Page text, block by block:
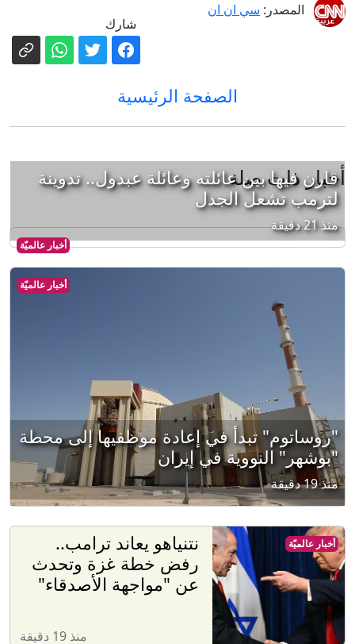
المصدر: سي ان ان
شارك
الصفحة الرئيسية
أخبار ذات صلة
أخبار عالميّة
قارن فيها بين عائلته وعائلة عبدول.. تدوينة
لترمب تشعل الجدل
منذ 21 دقيقة
أخبار عالميّة
"روساتوم" تبدأ في إعادة موظفيها إلى محطة
"بوشهر" النووية في إيران
منذ 19 دقيقة
نتنياهو يعاند ترامب..
رفض خطة غزة وتحدث
عن "مواجهة الأصدقاء"
منذ 19 دقيقة
أخبار عالميّة